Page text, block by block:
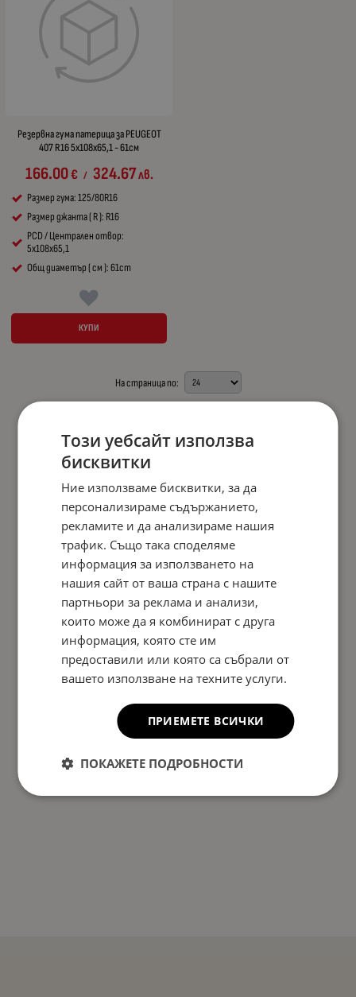
Резервна гума патерица за PEUGEOT
407 R16 5x108x65,1 - 61см
166.00€ / 324.67лв.
Размер гума: 125/80R16
Размер джанта ( R ): R16
PCD / Централен отвор:
5x108x65,1
Общ диаметър ( см ): 61cm
КУПИ
На страница по:
Този уебсайт използва
бисквитки
Ние използваме бисквитки, за да
персонализираме съдържанието,
рекламите и да анализираме нашия
трафик. Също така споделяме
информация за използването на
нашия сайт от ваша страна с нашите
партньори за реклама и анализи,
които може да я комбинират с друга
информация, която сте им
предоставили или която са събрали от
вашето използване на техните услуги.
ПРИЕМЕТЕ ВСИЧКИ
ПОКАЖЕТЕ ПОДРОБНОСТИ